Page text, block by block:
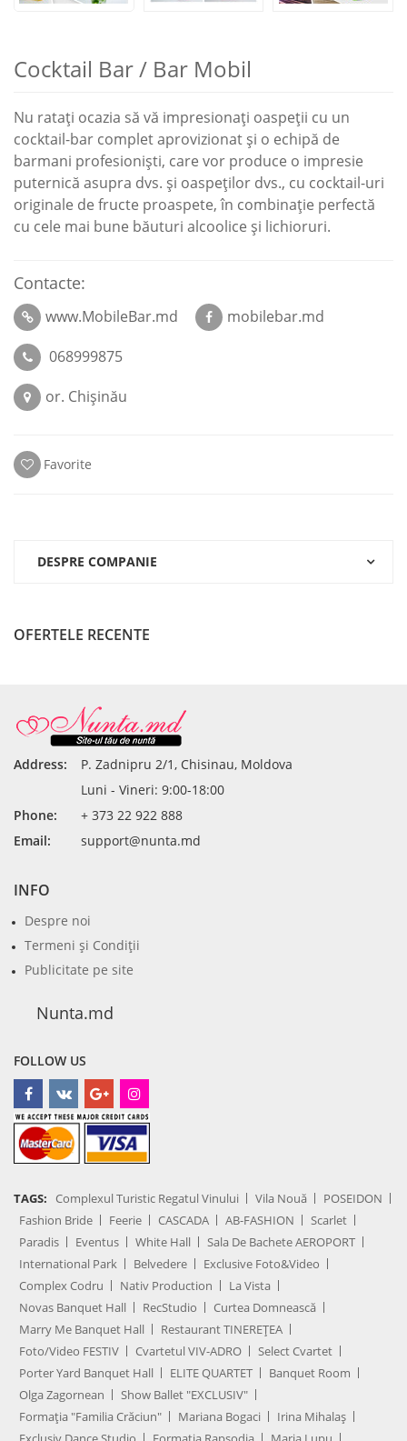
Cocktail Bar / Bar Mobil
Nu rataţi ocazia să vă impresionaţi oaspeţii cu un
cocktail-bar complet aprovizionat şi o echipă de
barmani profesionişti, care vor produce o impresie
puternică asupra dvs. şi oaspeţilor dvs., cu cocktail-uri
originale de fructe proaspete, în combinație perfectă
cu cele mai bune băuturi alcoolice şi lichioruri.
Contacte:
www.MobileBar.md
mobilebar.md
068999875
or. Chişinău
Favorite
DESPRE COMPANIE
OFERTELE RECENTE
Address:
P. Zadnipru 2/1, Chisinau, Moldova
Luni - Vineri: 9:00-18:00
Phone:
+ 373 22 922 888
Email:
support@nunta.md
INFO
Despre noi
Termeni şi Condiţii
Publicitate pe site
Nunta.md
FOLLOW US
TAGS: Complexul Turistic Regatul Vinului Vila Nouă
POSEIDON
Fashion Bride
Feerie CASCADA AB-FASHION
Scarlet
Paradis
Eventus White Hall
Sala De Bachete AEROPORT
International Park
Belvedere
Exclusive Foto&Video
Complex Codru
Nativ Production
La Vista
Novas Banquet Hall
RecStudio
Curtea Domnească
Marry Me Banquet Hall
Restaurant TINEREȚEA
Foto/Video FESTIV
Cvartetul VIV-ADRO
Select Cvartet
Porter Yard Banquet Hall
ELITE QUARTET
Banquet Room
Olga Zagornean
Show Ballet "EXCLUSIV"
Formația "Familia Crăciun"
Mariana Bogaci
Irina Mihalaș